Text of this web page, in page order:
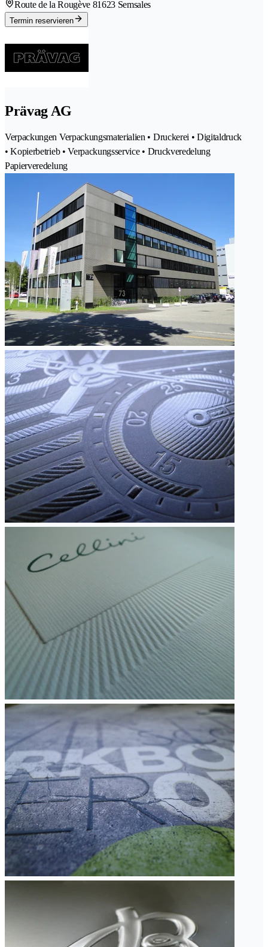
Route de la Rougève 81623 Semsales
Termin reservieren
Prävag AG
Verpackungen Verpackungsmaterialien • Druckerei • Digitaldruck
• Kopierbetrieb • Verpackungsservice • Druckveredelung
Papierveredelung